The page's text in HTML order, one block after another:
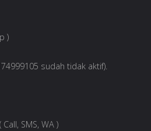
)
sudah tidak aktif).
SMS, WA )